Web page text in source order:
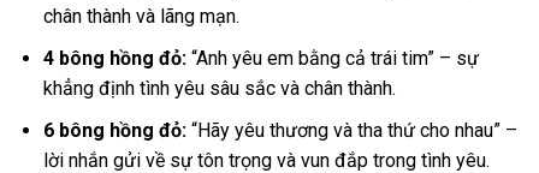
chân thành và lãng mạn.
4 bông hồng đỏ:“Anh yêu em bằng cả trái tim” – sự
khẳng định tình yêu sâu sắc và chân thành.
6 bông hồng đỏ:“Hãy yêu thương và tha thứ cho nhau” –
lời nhắn gửi về sự tôn trọng và vun đắp trong tình yêu.